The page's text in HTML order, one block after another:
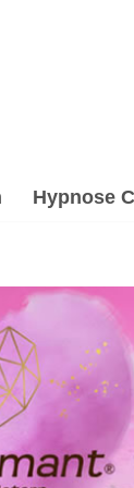
Hypnose
Anruf entfernt